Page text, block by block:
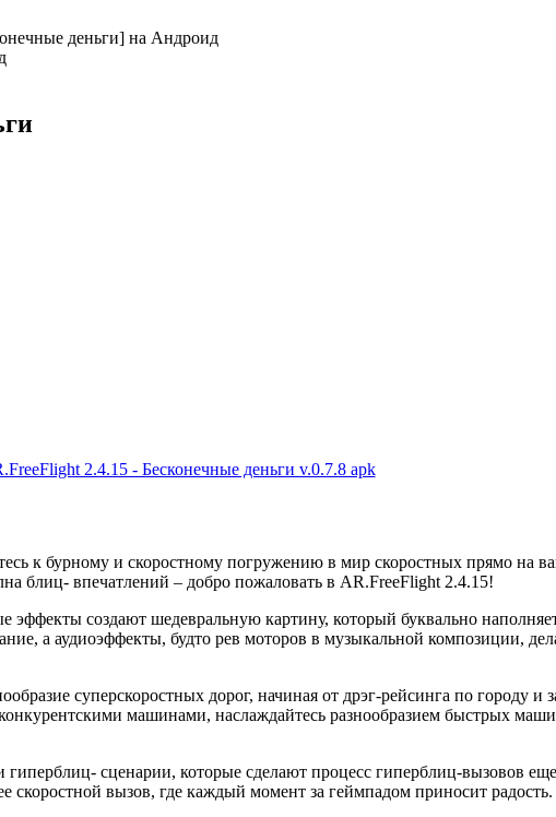
деньги] на Андроид
2.4.15 - Бесконечные деньги v.0.7.8 apk
к бурному и скоростному погружению в мир скоростных прямо на
блиц- впечатлений – добро пожаловать в AR.FreeFlight 2.4.15!
эффекты создают шедевральную картину, который буквально
а аудиоэффекты, будто рев моторов в музыкальной композиции,
суперскоростных дорог, начиная от дрэг-рейсинга по городу
машинами, наслаждайтесь разнообразием быстрых
сценарии, которые сделают процесс гиперблиц-вызовов
скоростной вызов, где каждый момент за геймпадом приносит радость.